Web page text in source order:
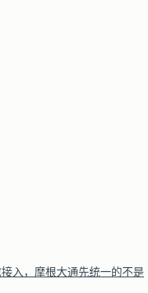
入，摩根大通先统一的不是